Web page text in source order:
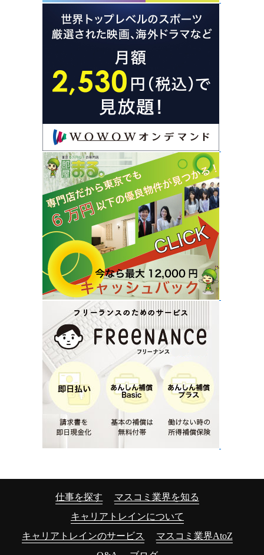
仕事を探す
マスコミ業界を知る
キャリアトレインについて
キャリアトレインのサービス
マスコミ業界AtoZ